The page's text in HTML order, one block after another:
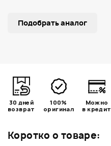
Коротко о товаре:
Подобрать аналог
30 дней
возврат
100%
оригинал
Можно
в кредит